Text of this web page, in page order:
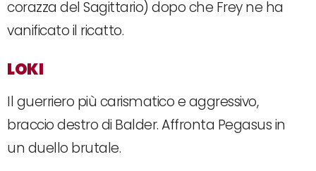
corazza del Sagittario) dopo che Frey ne ha
vanificato il ricatto.
LOKI
Il guerriero più carismatico e aggressivo,
braccio destro di Balder. Affronta Pegasus in
un duello brutale.